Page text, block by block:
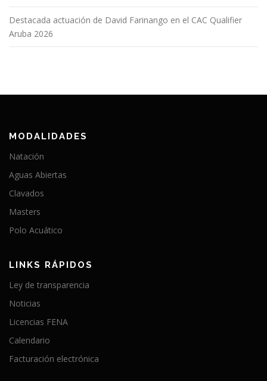
Destacada actuación de David Farinango en el CAC Qualifier
Aruba 2026
MODALIDADES
Natación
Aguas Abiertas
Clavados
Masters
Polo Acuático
LINKS RÁPIDOS
Ley de transparencia
Noticias
Licencias FENA
Calendario
Facturación electrónica